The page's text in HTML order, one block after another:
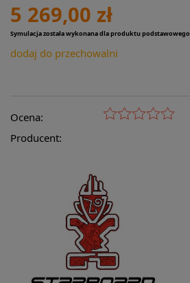
5 269,00 zł
Symulacja została wykonana dla produktu podstawowego
dodaj do przechowalni
Ocena:
Producent: